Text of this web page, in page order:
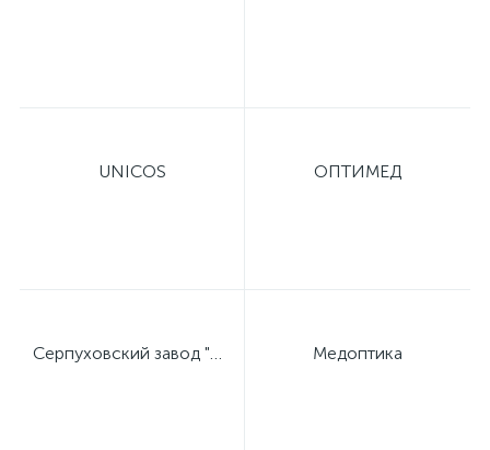
UNICOS ОПТИМЕД
Серпуховский завод "Металлист" Медоптика